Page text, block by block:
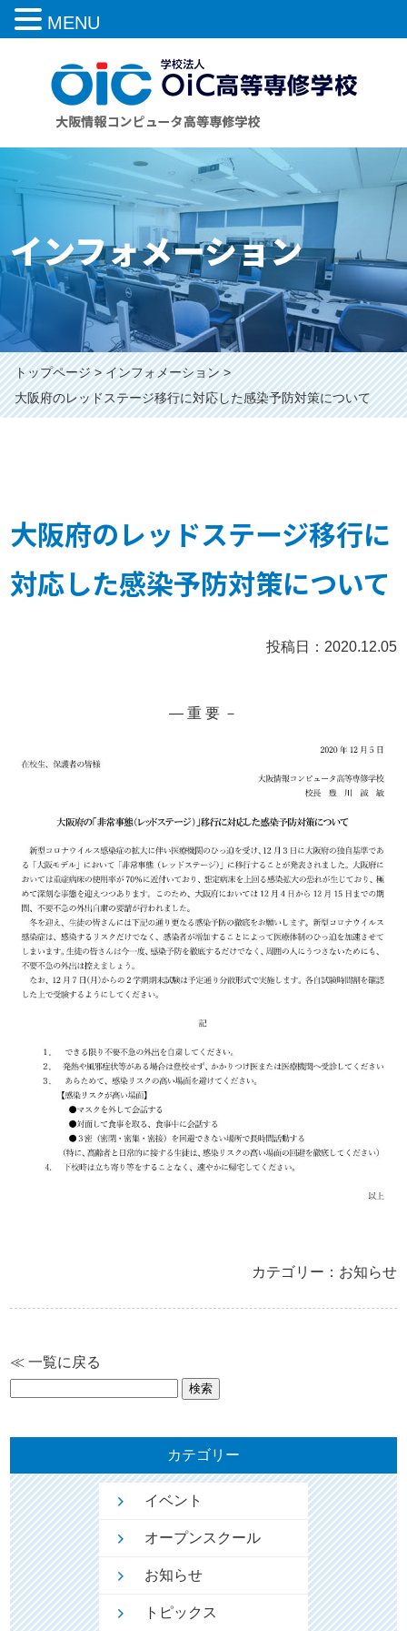
インフォメーション
トップページ
インフォメーション
大阪府のレッドステージ移行に対応した感染予防対策について
大阪府のレッドステージ移行に
対応した感染予防対策について
投稿日：2020.12.05
— 重 要 －
カテゴリー：お知らせ
≪ 一覧に戻る
カテゴリー
イベント
オープンスクール
お知らせ
トピックス
MENU